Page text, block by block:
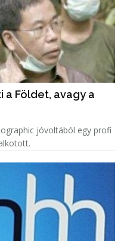
Földet, avagy a
jóvoltából egy profi